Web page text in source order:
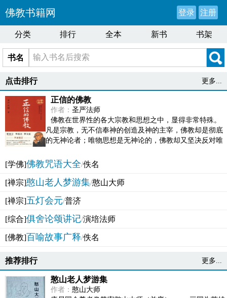
佛教书籍网 登录 注册
分类 排行 全本 新书 书架
书名
点击排行 更多...
正信的佛教
作者： 圣严法师
佛教在世界性的各大宗教和思想之中，显得非常特殊。
凡是宗教，无不信奉神的创造及神的主宰，佛教却是彻底
的无神论者；唯物思想是无神论的，佛教却又坚决反对唯
[学佛]佛教咒语大全/佚名
[禅宗]憨山老人梦游集/憨山大师
[禅宗]五灯会元/普济
[综合]俱舍论颂讲记/演培法师
[佛教]百喻故事广释/佚名
推荐排行 更多...
憨山老人梦游集
作者： 憨山大师